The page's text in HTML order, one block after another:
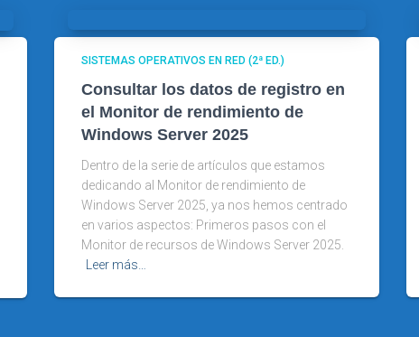
SISTEMAS OPERATIVOS EN RED (2ª ED.)
Consultar los datos de registro en
el Monitor de rendimiento de
Windows Server 2025
Dentro de la serie de artículos que estamos
dedicando al Monitor de rendimiento de
Windows Server 2025, ya nos hemos centrado
en varios aspectos: Primeros pasos con el
Monitor de recursos de Windows Server 2025.
Leer más…